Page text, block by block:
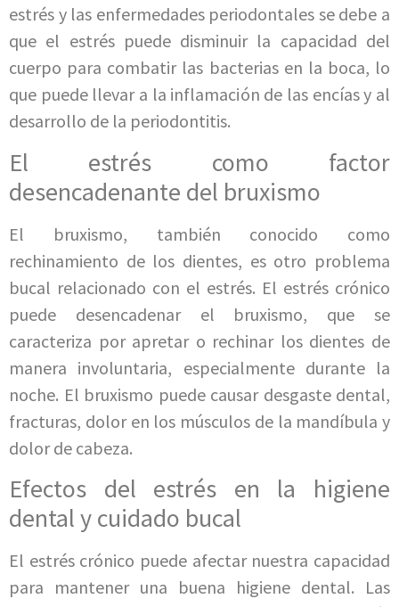
estrés y las enfermedades periodontales se debe a
que el estrés puede disminuir la capacidad del
cuerpo para combatir las bacterias en la boca, lo
que puede llevar a la inflamación de las encías y al
desarrollo de la periodontitis.
El estrés como factor
desencadenante del bruxismo
El bruxismo, también conocido como
rechinamiento de los dientes, es otro problema
bucal relacionado con el estrés. El estrés crónico
puede desencadenar el bruxismo, que se
caracteriza por apretar o rechinar los dientes de
manera involuntaria, especialmente durante la
noche. El bruxismo puede causar desgaste dental,
fracturas, dolor en los músculos de la mandíbula y
dolor de cabeza.
Efectos del estrés en la higiene
dental y cuidado bucal
El estrés crónico puede afectar nuestra capacidad
para mantener una buena higiene dental. Las